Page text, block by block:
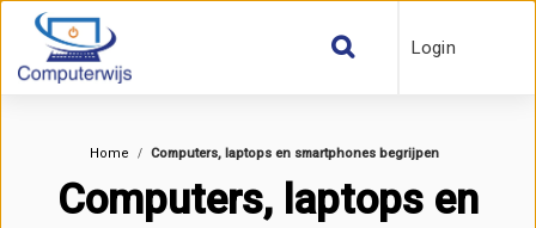
Login
Home Computers, laptops en smartphones begrijpen
Computers, laptops en